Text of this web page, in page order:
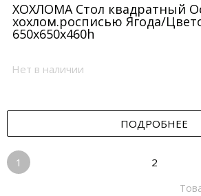
ХОХЛОМА Стол квадратный
хохлом.росписью Ягода/
650x650x460h
Нет в наличии
ПОДРОБНЕЕ
1 2